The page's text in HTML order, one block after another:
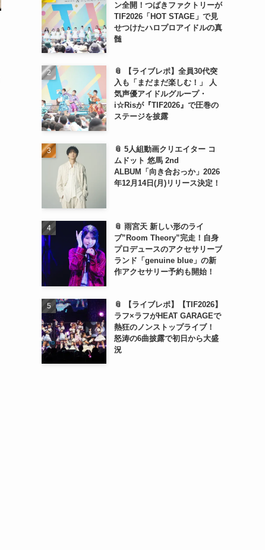
ン全開！つばきファクトリーが
TIF2026「HOT STAGE」で見
せつけたハロプロアイドルの真
髄
📎 【ライブレポ】全員30代突
入も「まだまだ楽しむ！」 人
気声優アイドルグループ・
i☆Risが『TIF2026』で圧巻の
ステージを披露
📎 5人組動画クリエイター コ
ムドット 悠馬 2nd
ALBUM「向き合おっか」2026
年12月14日(月)リリース決定！
📎 雨宮天 新しい形のライ
ブ”Room Theory”完走！自身
プロデュースのアクセサリーブ
ランド「genuine blue」の新
作アクセサリー予約も開始！
📎 【ライブレポ】【TIF2026】
ラフ×ラフがHEAT GARAGEで
熱狂のノンストップライブ！
怒涛の6曲披露で初日から大盛
況